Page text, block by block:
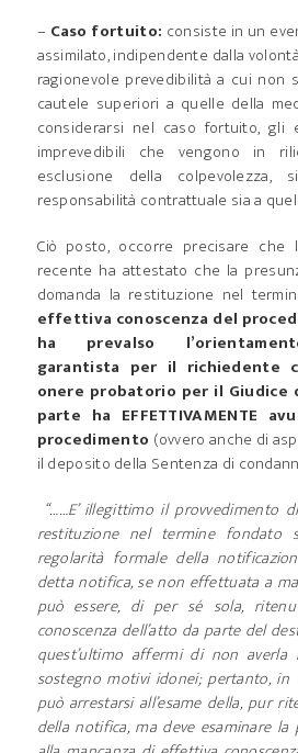
– Caso fortuito: consiste in un
assimilato, indipendente dalla
ragionevole prevedibilità a cui non
cautele superiori a quelle della
considerarsi nel caso fortuito, gli
imprevedibili che vengono in
esclusione della colpevolezza,
responsabilità contrattuale sia a
Ciò posto, occorre precisare che
recente ha attestato che la
domanda la restituzione nel
effettiva conoscenza del
ha prevalso
garantista per il richiedente
onere probatorio per il Giudice
parte ha EFFETTIVAMENTE
procedimento (ovvero anche di
il deposito della Sentenza di
“……E’ illegittimo il provvedimento
restituzione nel termine fondato
regolarità formale della
detta notifica, se non effettuata a
può essere, di per sé sola,
conoscenza dell’atto da parte del
quest’ultimo affermi di non averla
sostegno motivi idonei; pertanto, in
può arrestarsi all’esame della, pur
della notifica, ma deve esaminare